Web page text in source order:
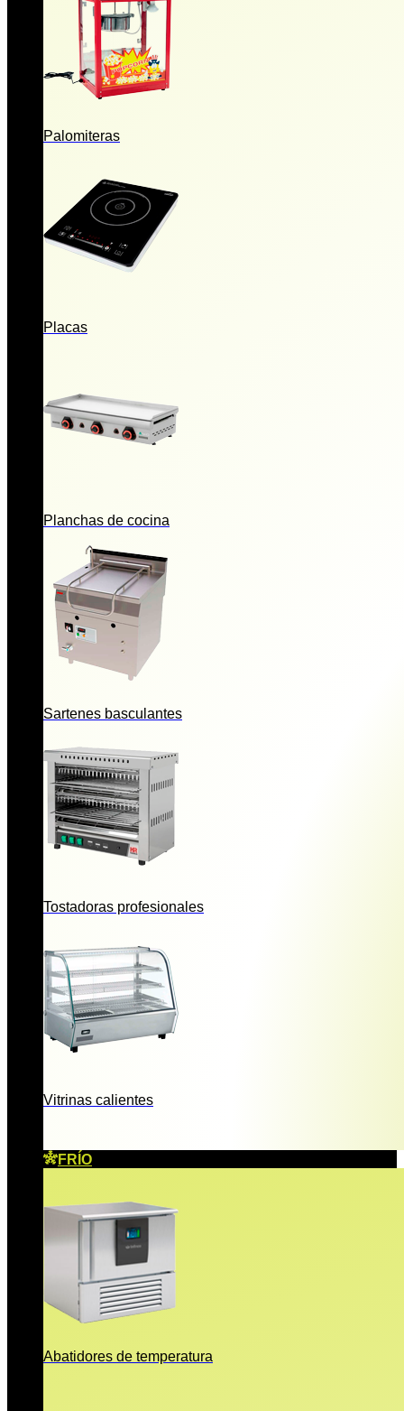
Palomiteras
Placas
Planchas de cocina
Sartenes basculantes
Tostadoras profesionales
Vitrinas calientes
FRÍO
Abatidores de temperatura